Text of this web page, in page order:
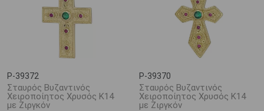
P-39372
Σταυρός Βυζαντινός
Χειροποίητος Χρυσός Κ14
με Ζιργκόν
P-39370
Σταυρός Βυζαντινός
Χειροποίητος Χρυσός Κ14
με Ζιργκόν